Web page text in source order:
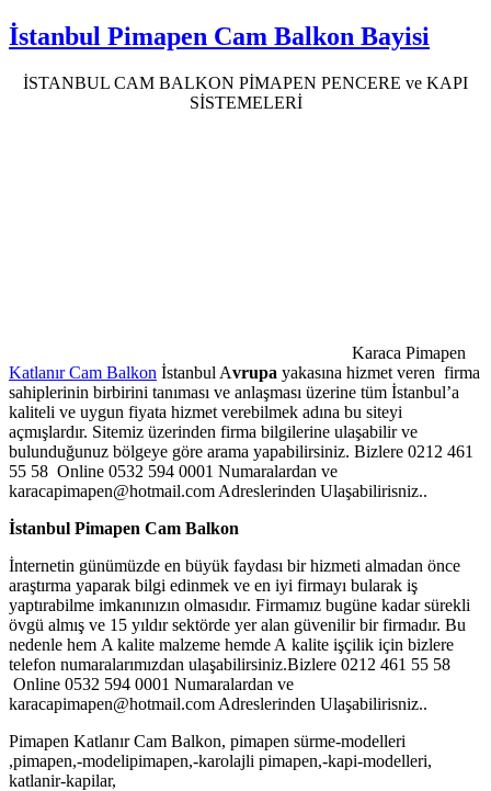
İstanbul Pimapen Cam Balkon Bayisi
İSTANBUL CAM BALKON PİMAPEN PENCERE ve KAPI
SİSTEMELERİ
Karaca Pimapen
Katlanır Cam Balkon İstanbul Avrupa yakasına hizmet veren firma
sahiplerinin birbirini tanıması ve anlaşması üzerine tüm İstanbul’a
kaliteli ve uygun fiyata hizmet verebilmek adına bu siteyi
açmışlardır. Sitemiz üzerinden firma bilgilerine ulaşabilir ve
bulunduğunuz bölgeye göre arama yapabilirsiniz. Bizlere 0212 461
55 58 Online 0532 594 0001 Numaralardan ve
karacapimapen@hotmail.com Adreslerinden Ulaşabilirisniz..
İstanbul Pimapen Cam Balkon
İnternetin günümüzde en büyük faydası bir hizmeti almadan önce
araştırma yaparak bilgi edinmek ve en iyi firmayı bularak iş
yaptırabilme imkanınızın olmasıdır. Firmamız bugüne kadar sürekli
övgü almış ve 15 yıldır sektörde yer alan güvenilir bir firmadır. Bu
nedenle hem A kalite malzeme hemde A kalite işçilik için bizlere
telefon numaralarımızdan ulaşabilirsiniz.Bizlere 0212 461 55 58
Online 0532 594 0001 Numaralardan ve
karacapimapen@hotmail.com Adreslerinden Ulaşabilirisniz..
Pimapen Katlanır Cam Balkon, pimapen sürme-modelleri
,pimapen,-modelipimapen,-karolajli pimapen,-kapi-modelleri,
katlanir-kapilar,